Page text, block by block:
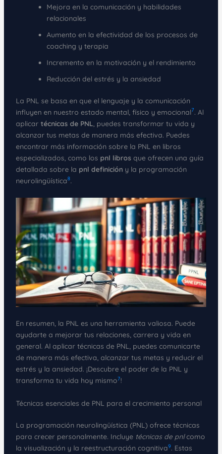
Mejora en la comunicación y habilidades
relacionales
Aumento en la efectividad de los procesos de
coaching y terapia
Incremento en la motivación y el rendimiento
Reducción del estrés y la ansiedad
La PNL se basa en que el lenguaje y la comunicación
influyen en nuestro estado mental, físico y emocional7. Al
aplicar técnicas de PNL, puedes transformar tu vida y
alcanzar tus metas de manera más efectiva. Puedes
encontrar más información sobre la PNL en libros
especializados, como los pnl libros que ofrecen una guía
detallada sobre la pnl definicióny la programación
neurolingüística8.
En resumen, la PNL es una herramienta valiosa. Puede
ayudarte a mejorar tus relaciones, carrera y vida en
general. Al aplicar técnicas de PNL, puedes comunicarte
de manera más efectiva, alcanzar tus metas y reducir el
estrés y la ansiedad. ¡Descubre el poder de la PNL y
transforma tu vida hoy mismo7!
Técnicas esenciales de PNL para el crecimiento personal
La programación neurolingüística (PNL) ofrece técnicas
para crecer personalmente. Incluye técnicas de pnlcomo
la visualización y la reestructuración cognitiva9. Estas